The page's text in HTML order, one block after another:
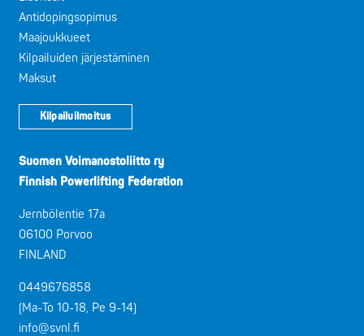
Antidopingsopimus
Maajoukkueet
Kilpailuiden järjestäminen
Maksut
Kilpailuilmoitus
Suomen Voimanostoliitto ry
Finnish Powerlifting Federation
Jernbölentie 17a
06100 Porvoo
FINLAND
0449676858
(Ma-To 10-18, Pe 9-14)
info@svnl.fi